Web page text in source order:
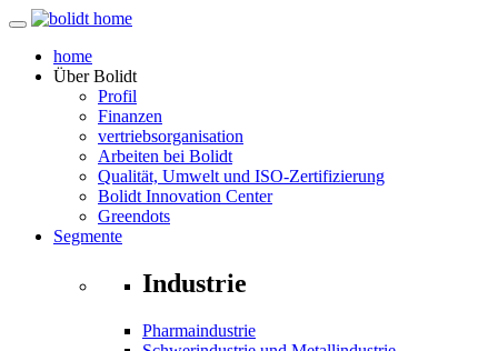
home
ÜberBolidt
Profil
Finanzen
vertriebsorganisation
Arbeiten bei Bolidt
Qualität, Umwelt und ISO-Zertifizierung
Bolidt Innovation Center
Greendots
Segmente
Industrie
Pharmaindustrie